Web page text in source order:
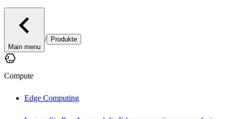
Main menu
/ Produkte
Compute
Edge Computing